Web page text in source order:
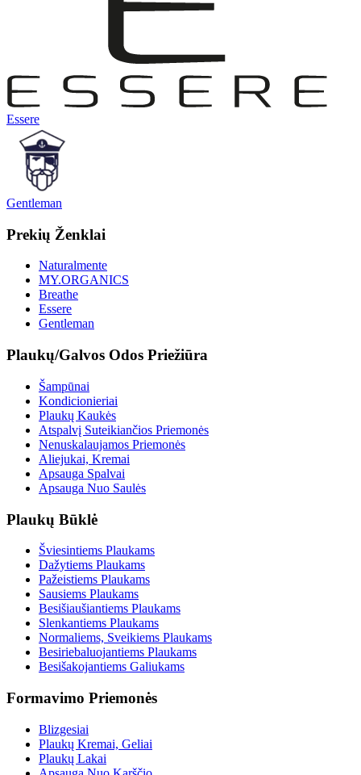
Essere
Gentleman
Prekių Ženklai
Naturalmente
MY.ORGANICS
Breathe
Essere
Gentleman
Plaukų/Galvos Odos Priežiūra
Šampūnai
Kondicionieriai
Plaukų Kaukės
Atspalvį Suteikiančios Priemonės
Nenuskalaujamos Priemonės
Aliejukai, Kremai
Apsauga Spalvai
Apsauga Nuo Saulės
Plaukų Būklė
Šviesintiems Plaukams
Dažytiems Plaukams
Pažeistiems Plaukams
Sausiems Plaukams
Besišiaušiantiems Plaukams
Slenkantiems Plaukams
Normaliems, Sveikiems Plaukams
Besiriebaluojantiems Plaukams
Besišakojantiems Galiukams
Formavimo Priemonės
Blizgesiai
Plaukų Kremai, Geliai
Plaukų Lakai